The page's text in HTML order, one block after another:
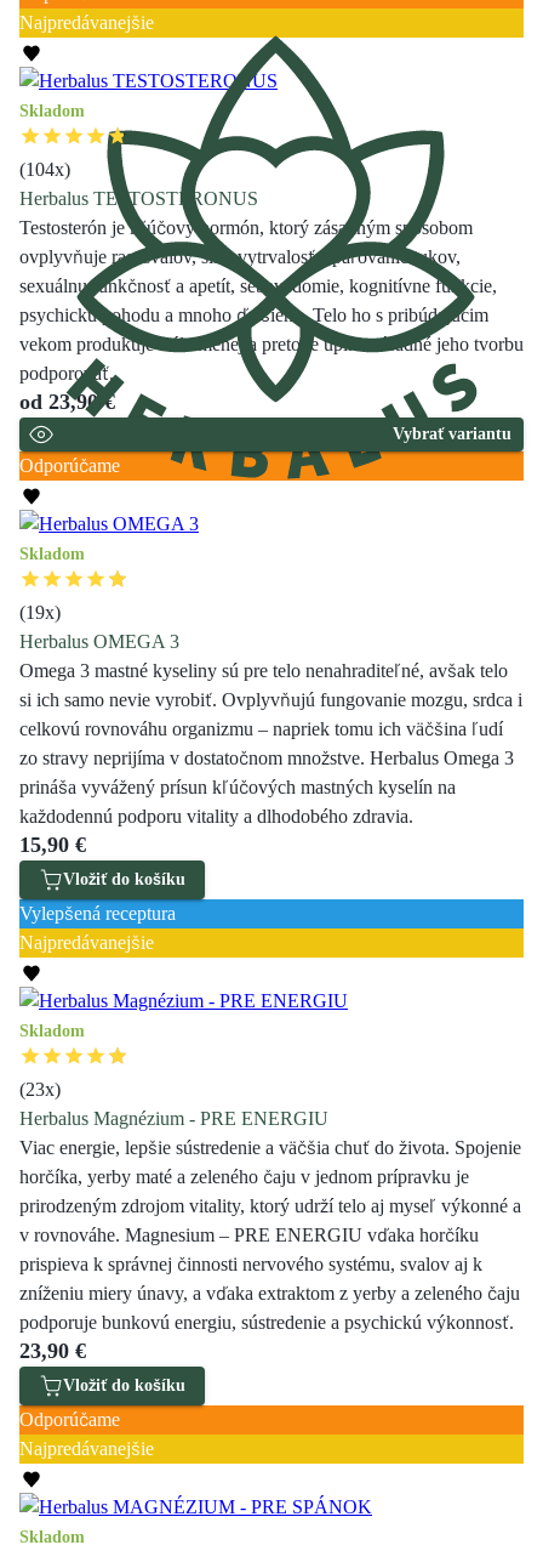
Najpredávanejšie
Skladom
(104x)
Herbalus TESTOSTERONUS
Testosterón je kľúčový hormón, ktorý zásadným spôsobom
ovplyvňuje rast svalov, silu, vytrvalosť, spaľovanie tukov,
sexuálnu funkčnosť a apetít, sebavedomie, kognitívne funkcie,
psychickú pohodu a mnoho ďalšieho. Telo ho s pribúdajúcim
vekom produkuje stále menej a preto je úplne zásadné jeho tvorbu
podporovať.
od 23,90 €
Vybrať variantu
Odporúčame
Skladom
(19x)
Herbalus OMEGA 3
Omega 3 mastné kyseliny sú pre telo nenahraditeľné, avšak telo
si ich samo nevie vyrobiť. Ovplyvňujú fungovanie mozgu, srdca i
celkovú rovnováhu organizmu – napriek tomu ich väčšina ľudí
zo stravy neprijíma v dostatočnom množstve. Herbalus Omega 3
prináša vyvážený prísun kľúčových mastných kyselín na
každodennú podporu vitality a dlhodobého zdravia.
15,90 €
Vložiť do košíku
Vylepšená receptura
Najpredávanejšie
Skladom
(23x)
Herbalus Magnézium - PRE ENERGIU
Viac energie, lepšie sústredenie a väčšia chuť do života. Spojenie
horčíka, yerby maté a zeleného čaju v jednom prípravku je
prirodzeným zdrojom vitality, ktorý udrží telo aj myseľ výkonné a
v rovnováhe. Magnesium – PRE ENERGIU vďaka horčíku
prispieva k správnej činnosti nervového systému, svalov aj k
zníženiu miery únavy, a vďaka extraktom z yerby a zeleného čaju
podporuje bunkovú energiu, sústredenie a psychickú výkonnosť.
23,90 €
Vložiť do košíku
Odporúčame
Najpredávanejšie
Skladom